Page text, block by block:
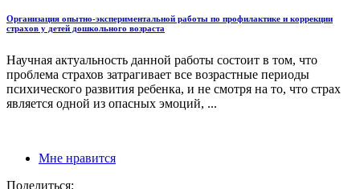
Организация опытно-экспериментальной работы по профилактике и коррекции
страхов у детей дошкольного возраста
Научная актуальность данной работы состоит в том, что
проблема страхов затрагивает все возрастные периоды
психического развития ребенка, и не смотря на то, что страх
является одной из опасных эмоций, ...
Мне нравится
Поделиться: